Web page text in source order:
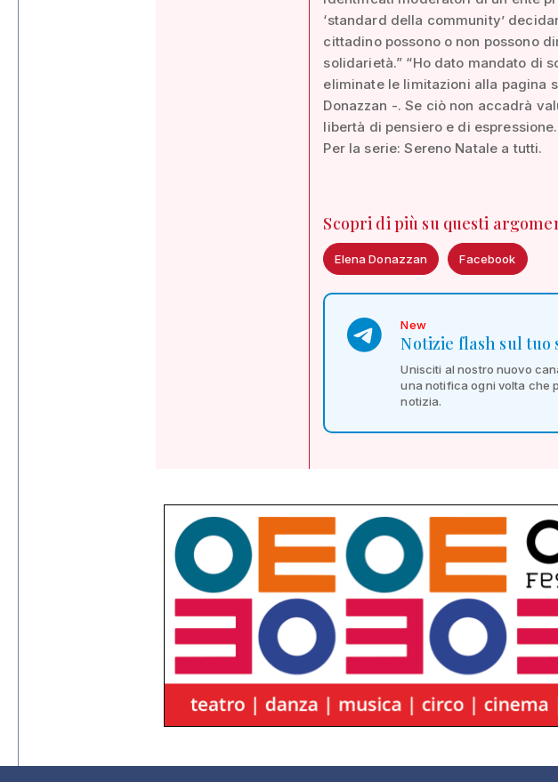
‘standard della community’
cittadino possono o non possono
solidarietà.” “Ho dato mandato di
eliminate le limitazioni alla pagina
Donazzan -. Se ciò non accadrà
libertà di pensiero e di
Per la serie: Sereno Natale a tutti.
Scopri di più su questi
Elena Donazzan Facebook
New
Notizie flash sul
Unisciti al nostro nuovo
una notifica ogni volta che
notizia.